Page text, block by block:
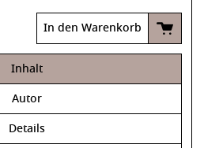
In den Warenkorb
Inhalt
Autor
Details